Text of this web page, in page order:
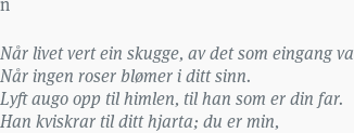
Når livet vert ein skugge, av det som eingang
Når ingen roser blømer i ditt sinn.
Lyft augo opp til himlen, til han som er din far.
Han kviskrar til ditt hjarta; du er min,